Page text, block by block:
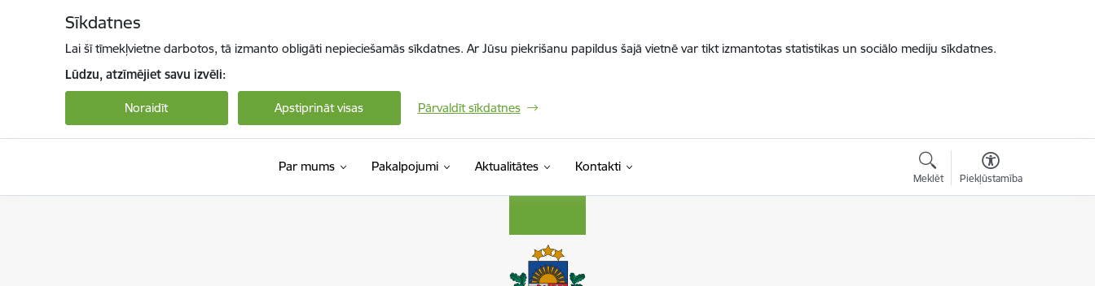
Sīkdatnes
Lai šī tīmekļvietne darbotos, tā izmanto obligāti nepieciešamās sīkdatnes. Ar Jūsu piekrišanu papildus šajā vietnē var tikt izmantotas statistikas un sociālo mediju sīkdatnes.
Lūdzu, atzīmējiet savu izvēli:
Noraidīt Apstiprināt visas Pārvaldīt sīkdatnes
Par mums Pakalpojumi Aktualitātes Kontakti
Meklēt Piekļūstamība